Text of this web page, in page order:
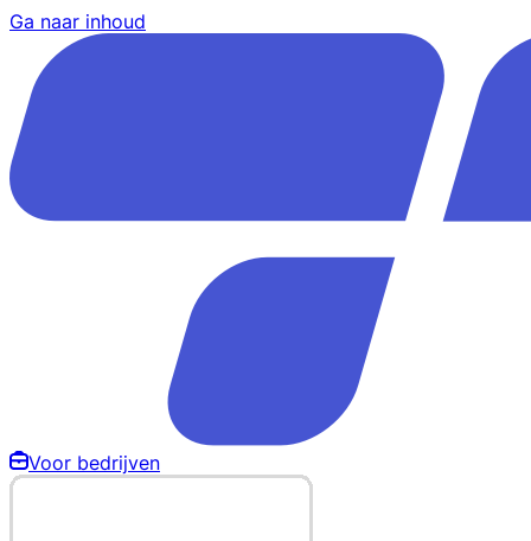
Ga naar inhoud
Voor bedrijven